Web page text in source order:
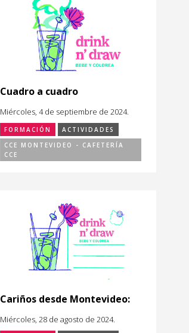
Cuadro a cuadro
Miércoles, 4 de septiembre de 2024.
FORMACIÓN
ACTIVIDADES
CCE MONTEVIDEO - CAFETERÍA
CCE
Cariños desde Montevideo:
Miércoles, 28 de agosto de 2024.